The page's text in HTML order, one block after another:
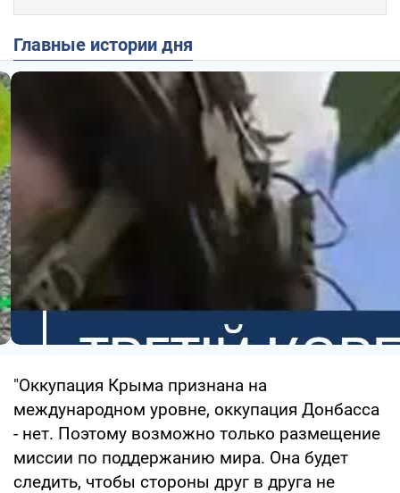
Главные истории дня
"Оккупация Крыма признана на
международном уровне, оккупация Донбасса
- нет. Поэтому возможно только размещение
миссии по поддержанию мира. Она будет
следить, чтобы стороны друг в друга не